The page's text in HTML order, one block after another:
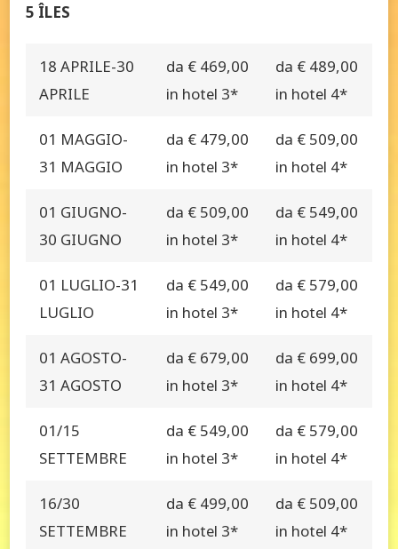
5 ÎLES
18 APRILE-30
APRILE
da € 469,00
in hotel 3*
da € 489,00
in hotel 4*
01 MAGGIO-
31 MAGGIO
da € 479,00
in hotel 3*
da € 509,00
in hotel 4*
01 GIUGNO-
30 GIUGNO
da € 509,00
in hotel 3*
da € 549,00
in hotel 4*
01 LUGLIO-31
LUGLIO
da € 549,00
in hotel 3*
da € 579,00
in hotel 4*
01 AGOSTO-
31 AGOSTO
da € 679,00
in hotel 3*
da € 699,00
in hotel 4*
01/15
SETTEMBRE
da € 549,00
in hotel 3*
da € 579,00
in hotel 4*
16/30
SETTEMBRE
da € 499,00
in hotel 3*
da € 509,00
in hotel 4*